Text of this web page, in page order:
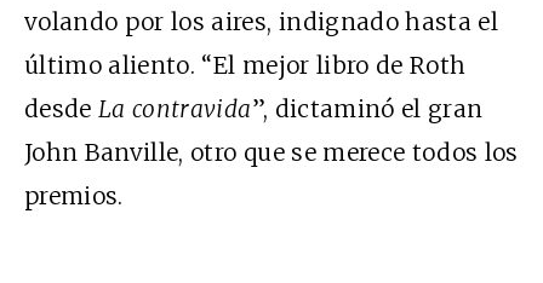
volando por los aires, indignado hasta el
último aliento. “El mejor libro de Roth
desde La contravida”, dictaminó el gran
John Banville, otro que se merece todos los
premios.